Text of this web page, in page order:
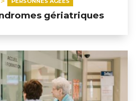
gériatriques